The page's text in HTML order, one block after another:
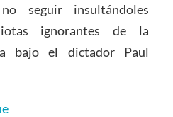
seguir insultándoles
ignorantes de la
bajo el dictador Paul